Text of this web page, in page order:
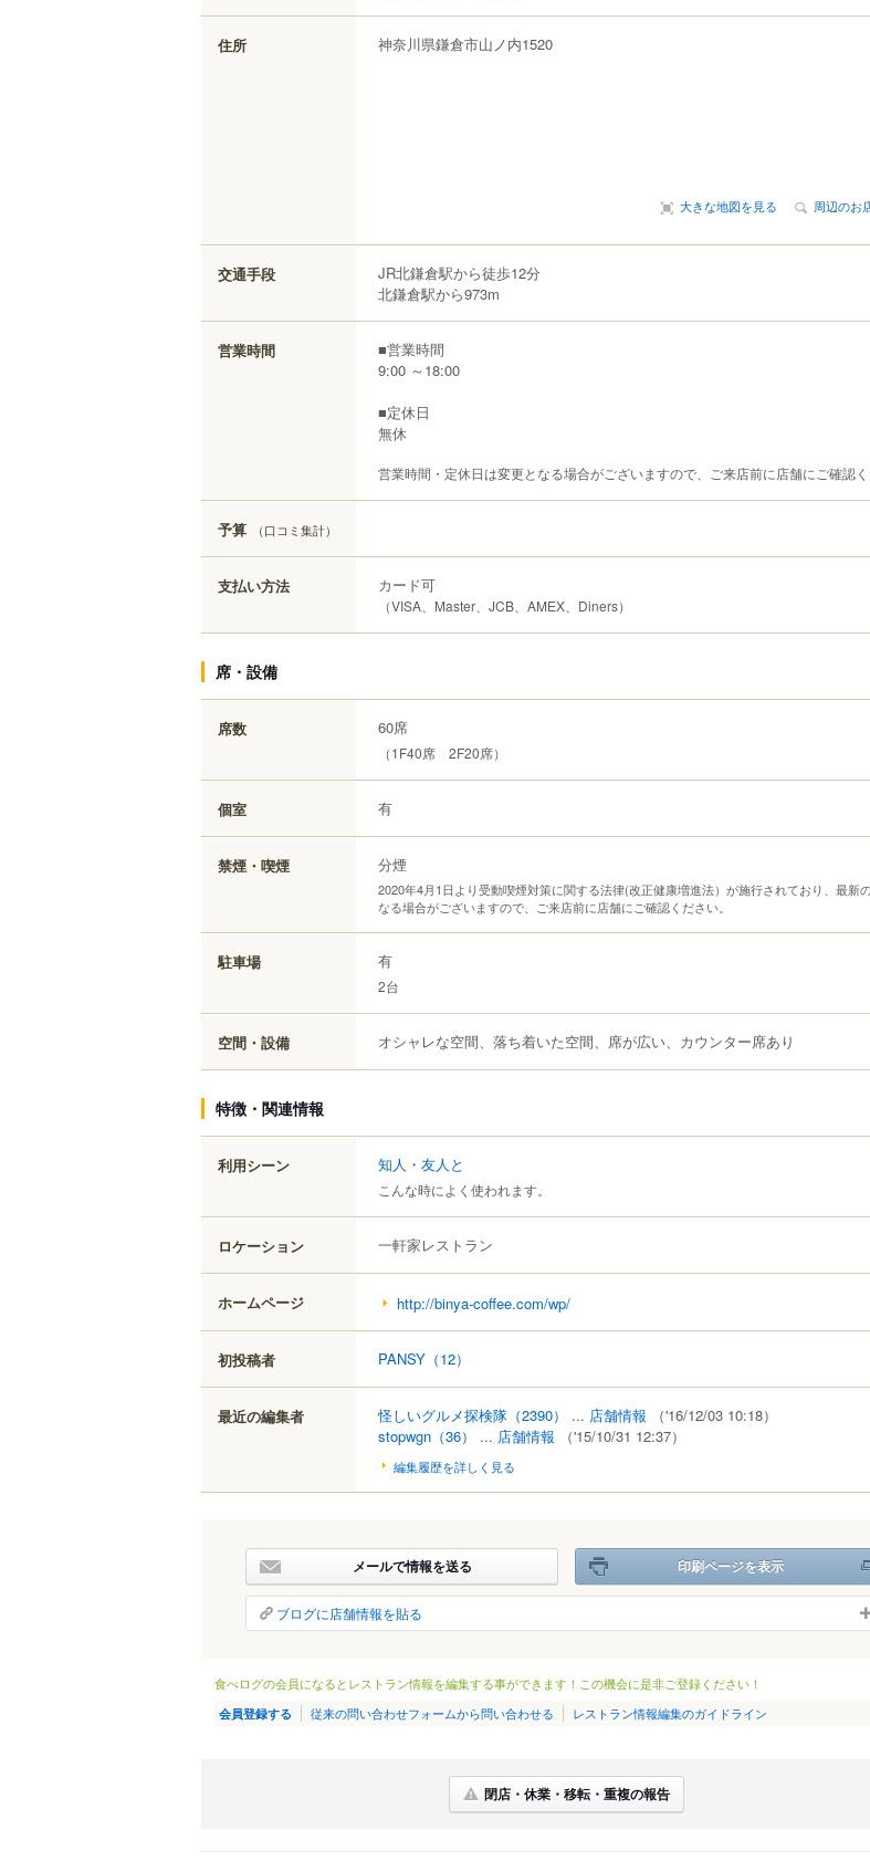
住所 神奈川県鎌倉市山ノ内1520
大きな地図を見る 周辺のお
交通手段
JR北鎌倉駅から徒歩12分
北鎌倉駅から973m
営業時間
■営業時間
9:00 ～18:00
■定休日
無休
営業時間・定休日は変更となる場合がございますので、ご来店前に店舗にご確認く
予算 （口コミ集計）
支払い方法 カード可
（VISA、Master、JCB、AMEX、Diners）
席・設備
席数 60席
（1F40席 2F20席）
個室 有
禁煙・喫煙 分煙
2020年4月1日より受動喫煙対策に関する法律(改正健康増進法）が施行されており、最新
なる場合がございますので、ご来店前に店舗にご確認ください。
駐車場 有
2台
空間・設備 オシャレな空間、落ち着いた空間、席が広い、カウンター席あり
特徴・関連情報
利用シーン 知人・友人と
こんな時によく使われます。
ロケーション 一軒家レストラン
ホームページ http://binya-coffee.com/wp/
初投稿者 PANSY （12）
最近の編集者 怪しいグルメ探検隊 （2390） ... 店舗情報
（'16/12/03 10:18）
stopwgn （36） ... 店舗情報 （'15/10/31 12:37）
編集履歴を詳しく見る
メールで情報を送る 印刷ページを表示
ブログに店舗情報を貼る
食べログの会員になるとレストラン情報を編集する事ができます！この機会に是非ご登録ください！
会員登録する 従来の問い合わせフォームから問い合わせる レストラン情報編集のガイドライン
閉店・休業・移転・重複の報告